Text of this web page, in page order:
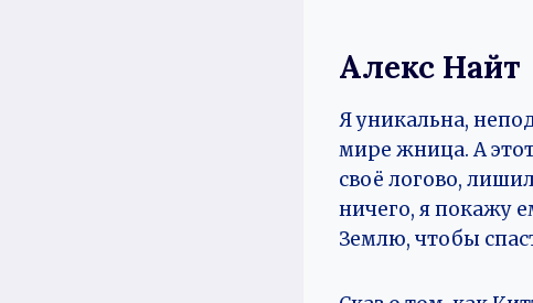
Алекс Найт
Я уникальна,
мире жница. А
своё логово,
ничего, я покажу
Землю, чтобы